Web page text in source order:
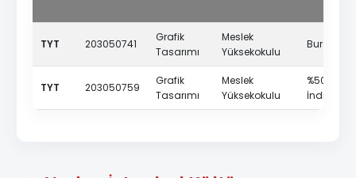
TYT 203050741
Grafik
Tasarımı
Meslek
Yüksekokulu
Burslu
TYT 203050759
Grafik
Tasarımı
Meslek
Yüksekokulu
%50
İndirimli